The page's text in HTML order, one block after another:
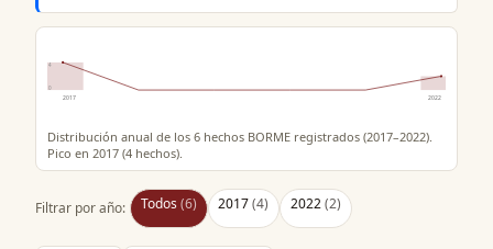
4
0
2017
2022
Distribución anual de los 6 hechos BORME registrados (2017–2022).
Pico en 2017 (4 hechos).
Filtrar por año: Todos (6) 2017(4) 2022(2)